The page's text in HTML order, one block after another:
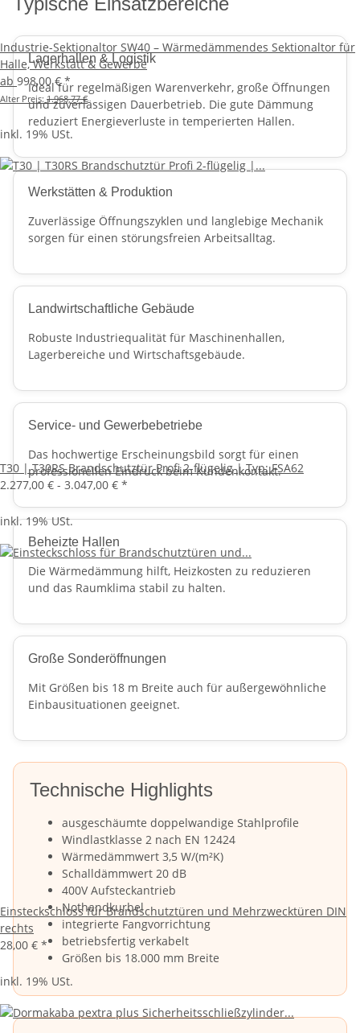
Lagerhallen & Logistik
Ideal für regelmäßigen Warenverkehr, große Öffnungen
und zuverlässigen Dauerbetrieb. Die gute Dämmung
reduziert Energieverluste in temperierten Hallen.
Werkstätten & Produktion
Zuverlässige Öffnungszyklen und langlebige Mechanik
sorgen für einen störungsfreien Arbeitsalltag.
Landwirtschaftliche Gebäude
Robuste Industriequalität für Maschinenhallen,
Lagerbereiche und Wirtschaftsgebäude.
Service- und Gewerbebetriebe
Das hochwertige Erscheinungsbild sorgt für einen
professionellen Eindruck beim Kundenkontakt.
Beheizte Hallen
Die Wärmedämmung hilft, Heizkosten zu reduzieren
und das Raumklima stabil zu halten.
Große Sonderöffnungen
Mit Größen bis 18 m Breite auch für außergewöhnliche
Einbausituationen geeignet.
Technische Highlights
ausgeschäumte doppelwandige Stahlprofile
Windlastklasse 2 nach EN 12424
Wärmedämmwert 3,5 W/(m²K)
Schalldämmwert 20 dB
400V Aufsteckantrieb
Nothandkurbel
integrierte Fangvorrichtung
betriebsfertig verkabelt
Größen bis 18.000 mm Breite
Industrie-Sektionaltor SW40 – Wärmedämmendes Sektionaltor für
Halle, Werkstatt & Gewerbe
ab 998,00 €*
Alter Preis: 1.968,77 €
inkl. 19% USt.
T30 | T30RS Brandschutztür Profi 2-flügelig | Typ: FSA62
2.277,00 € - 3.047,00 € *
inkl. 19% USt.
Einsteckschloss für Brandschutztüren und Mehrzwecktüren DIN
rechts
28,00 € *
inkl. 19% USt.